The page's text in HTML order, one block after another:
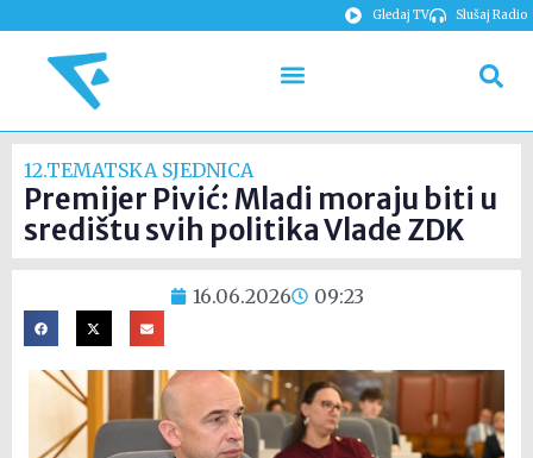
Gledaj TV Slušaj Radio
12.TEMATSKA SJEDNICA
Premijer Pivić: Mladi moraju biti u
središtu svih politika Vlade ZDK
16.06.2026 09:23